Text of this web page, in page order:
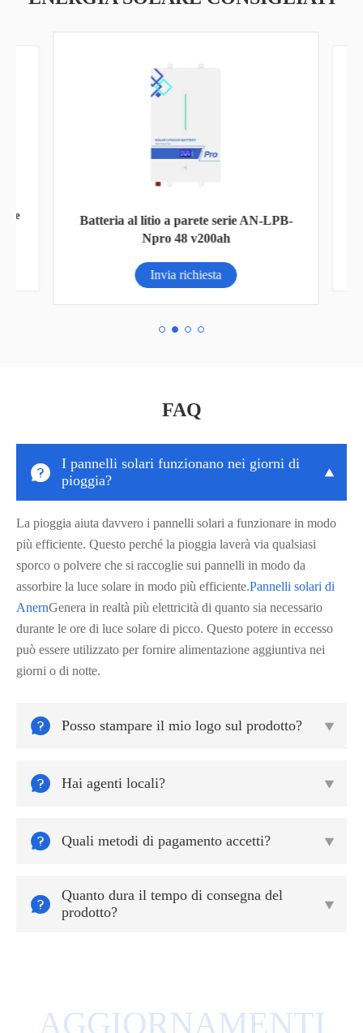
Batteria al litio a parete serie AN-LPB-
Npro 48 v200ah
Invia richiesta
FAQ

I pannelli solari funzionano nei giorni di
pioggia?

La pioggia aiuta davvero i pannelli solari a funzionare in modo
più efficiente. Questo perché la pioggia laverà via qualsiasi
sporco o polvere che si raccoglie sui pannelli in modo da
assorbire la luce solare in modo più efficiente.Pannelli solari di
AnernGenera in realtà più elettricità di quanto sia necessario
durante le ore di luce solare di picco. Questo potere in eccesso
può essere utilizzato per fornire alimentazione aggiuntiva nei
giorni o di notte.
 Posso stampare il mio logo sul prodotto? 
 Hai agenti locali? 
 Quali metodi di pagamento accetti? 

Quanto dura il tempo di consegna del
prodotto?
